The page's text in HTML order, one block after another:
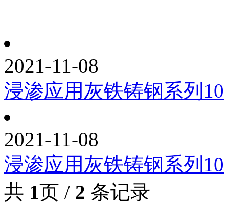
2021-11-08
浸渗应用灰铁铸钢系列10
2021-11-08
浸渗应用灰铁铸钢系列10
共 1页 / 2 条记录